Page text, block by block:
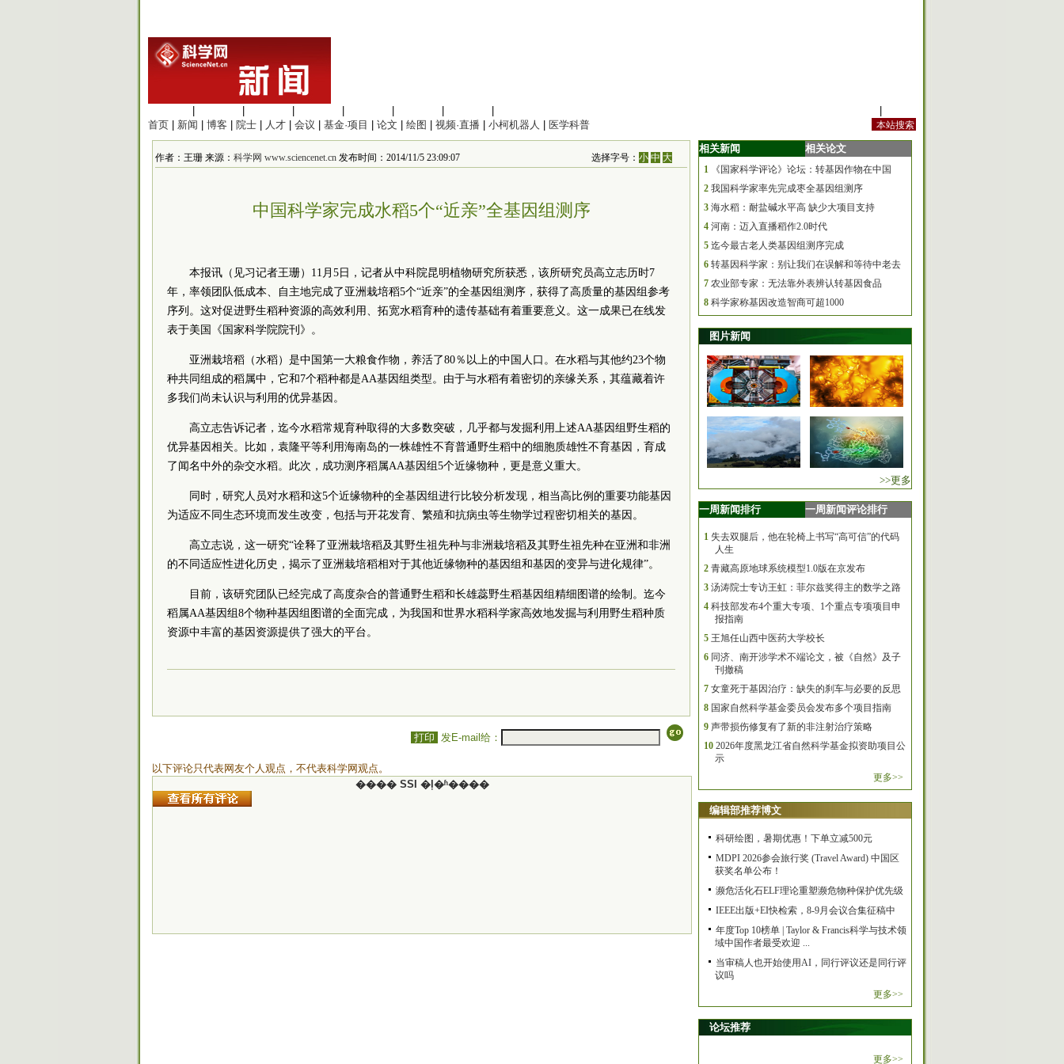
首页
新闻 博客 院士 人才 会议 基金·项目 论文 绘图 视频·直播 小柯机器人 医学科普
作者：王珊 来源： 科学网 www.sciencenet.cn 发布时间：2014/11/5 23:09:07 选择字号：小 中 大
中国科学家完成水稻5个“近亲”全基因组测序
本报讯（见习记者王珊）11月5日，记者从中科院昆明植物研究所获悉，该所研究员高立志历时7
年，率领团队低成本、自主地完成了亚洲栽培稻5个“近亲”的全基因组测序，获得了高质量的基因组参考
序列。这对促进野生稻种资源的高效利用、拓宽水稻育种的遗传基础有着重要意义。这一成果已在线发
表于美国《国家科学院院刊》。
亚洲栽培稻（水稻）是中国第一大粮食作物，养活了80％以上的中国人口。在水稻与其他约23个物
种共同组成的稻属中，它和7个稻种都是AA基因组类型。由于与水稻有着密切的亲缘关系，其蕴藏着许
多我们尚未认识与利用的优异基因。
高立志告诉记者，迄今水稻常规育种取得的大多数突破，几乎都与发掘利用上述AA基因组野生稻的
优异基因相关。比如，袁隆平等利用海南岛的一株雄性不育普通野生稻中的细胞质雄性不育基因，育成
了闻名中外的杂交水稻。此次，成功测序稻属AA基因组5个近缘物种，更是意义重大。
同时，研究人员对水稻和这5个近缘物种的全基因组进行比较分析发现，相当高比例的重要功能基因
为适应不同生态环境而发生改变，包括与开花发育、繁殖和抗病虫等生物学过程密切相关的基因。
高立志说，这一研究“诠释了亚洲栽培稻及其野生祖先种与非洲栽培稻及其野生祖先种在亚洲和非洲
的不同适应性进化历史，揭示了亚洲栽培稻相对于其他近缘物种的基因组和基因的变异与进化规律”。
目前，该研究团队已经完成了高度杂合的普通野生稻和长雄蕊野生稻基因组精细图谱的绘制。迄今
稻属AA基因组8个物种基因组图谱的全面完成，为我国和世界水稻科学家高效地发掘与利用野生稻种质
资源中丰富的基因资源提供了强大的平台。
打印 发E-mail给：
以下评论只代表网友个人观点，不代表科学网观点。
���� SSI �ļ�ʱ����
相关新闻 相关论文
1
《国家科学评论》论坛：转基因作物在中国
2 我国科学家率先完成枣全基因组测序
3 海水稻：耐盐碱水平高 缺少大项目支持
4 河南：迈入直播稻作2.0时代
5 迄今最古老人类基因组测序完成
6 转基因科学家：别让我们在误解和等待中老去
7 农业部专家：无法靠外表辨认转基因食品
8 科学家称基因改造智商可超1000
图片新闻
>>更多
一周新闻排行 一周新闻评论排行
1 失去双腿后，他在轮椅上书写“高可信”的代码
人生
2 青藏高原地球系统模型1.0版在京发布
3 汤涛院士专访王虹：菲尔兹奖得主的数学之路
4 科技部发布4个重大专项、1个重点专项项目申
报指南
5 王旭任山西中医药大学校长
6 同济、南开涉学术不端论文，被《自然》及子
刊撤稿
7 女童死于基因治疗：缺失的刹车与必要的反思
8 国家自然科学基金委员会发布多个项目指南
9 声带损伤修复有了新的非注射治疗策略
10 2026年度黑龙江省自然科学基金拟资助项目公
示
更多>>
编辑部推荐博文
科研绘图，暑期优惠！下单立减500元
MDPI 2026参会旅行奖 (Travel Award) 中国区
获奖名单公布！
濒危活化石ELF理论重塑濒危物种保护优先级
IEEE出版+EI快检索，8-9月会议合集征稿中
年度Top 10榜单 | Taylor & Francis科学与技术领
域中国作者最受欢迎 ...
当审稿人也开始使用AI，同行评议还是同行评
议吗
更多>>
论坛推荐
更多>>